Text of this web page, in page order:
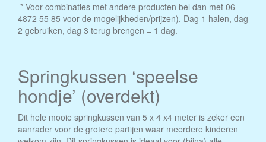
* Voor combinaties met andere producten bel dan met 06-
4872 55 85 voor de mogelijkheden/prijzen). Dag 1 halen, dag
2 gebruiken, dag 3 terug brengen = 1 dag.
Springkussen ‘speelse
hondje’ (overdekt)
Dit hele mooie springkussen van 5 x 4 x4 meter is zeker een
aanrader voor de grotere partijen waar meerdere kinderen